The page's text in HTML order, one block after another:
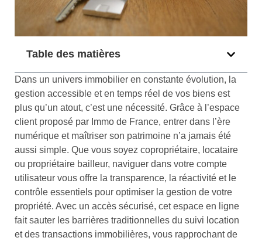
Table des matières
Dans un univers immobilier en constante évolution, la
gestion accessible et en temps réel de vos biens est
plus qu’un atout, c’est une nécessité. Grâce à l’espace
client proposé par Immo de France, entrer dans l’ère
numérique et maîtriser son patrimoine n’a jamais été
aussi simple. Que vous soyez copropriétaire, locataire
ou propriétaire bailleur, naviguer dans votre compte
utilisateur vous offre la transparence, la réactivité et le
contrôle essentiels pour optimiser la gestion de votre
propriété. Avec un accès sécurisé, cet espace en ligne
fait sauter les barrières traditionnelles du suivi location
et des transactions immobilières, vous rapprochant de